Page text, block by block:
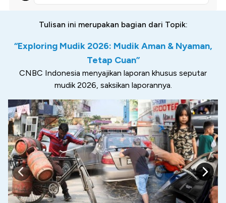
Tulisan ini merupakan bagian dari Topik:
“Exploring Mudik 2026: Mudik Aman & Nyaman,
Tetap Cuan”
CNBC Indonesia menyajikan laporan khusus seputar
mudik 2026, saksikan laporannya.